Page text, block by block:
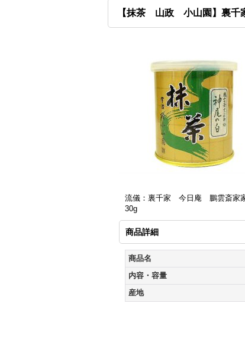
【抹茶 山政 小山園】裏
流儀：裏千家 今日庵 鵬雲斎家
30g
商品詳細
商品名
内容・容量
産地